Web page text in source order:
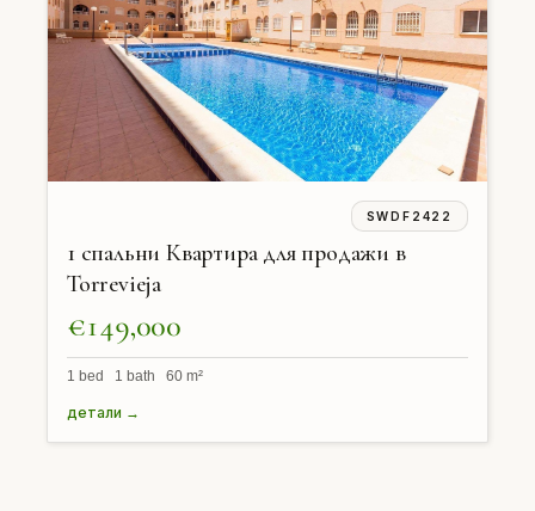
SWDF2422
1 спальни Квартира для продажи в
Torrevieja
€149,000
1 bed 1 bath 60 m²
детали →